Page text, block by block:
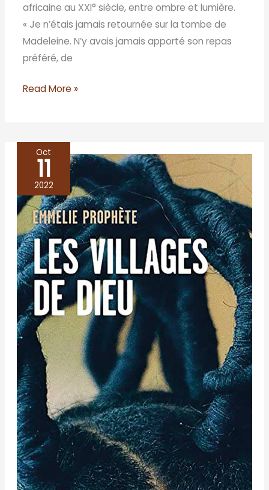
africaine au XXI° siècle, entre ombre et lumière.
« Je n’étais jamais retournée sur la tombe de
Madeleine. N’y avais jamais apporté son repas
préféré, de
Read More »
Oct
11
2022
villages
de
Dieu
–
Emmelie
Prophète